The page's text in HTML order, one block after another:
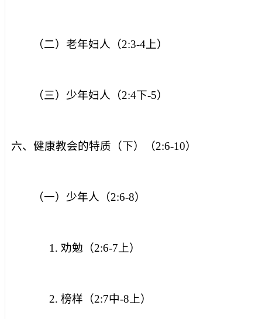
（二）老年妇人（2:3-4 上）
（三）少年妇人（2:4下-5）
六、健康教会的特质（下）（2:6-10）
（一）少年人（2:6-8）
1.劝勉（2:6-7 上）
2.榜样（2:7中-8 上）